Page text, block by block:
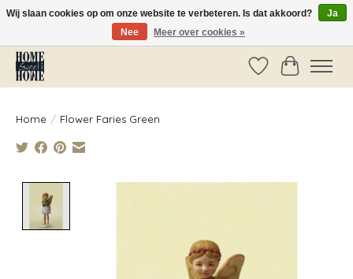
Vóór 14:00 besteld, dezelfde dag verzonden!
Verlanglijst
Home / Flower Faries Green
Wij slaan cookies op om onze website te verbeteren. Is dat akkoord?
Ja
Nee
Meer over cookies »